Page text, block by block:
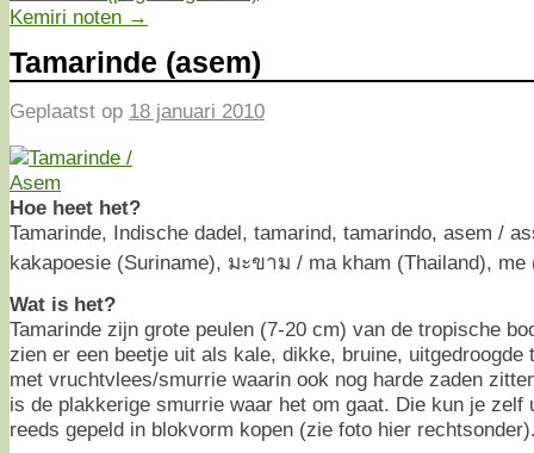
Kemiri noten →
Tamarinde (asem)
Geplaatst op 18 januari 2010
Hoe heet het?
Tamarinde, Indische dadel, tamarind, tamarindo, asem /
kakapoesie (Suriname), มะขาม / ma kham (Thailand), me
Wat is het?
Tamarinde zijn grote peulen (7-20 cm) van de tropische
zien er een beetje uit als kale, dikke, bruine, uitgedroogde
met vruchtvlees/smurrie waarin ook nog harde zaden
is de plakkerige smurrie waar het om gaat. Die kun je zelf
reeds gepeld in blokvorm kopen (zie foto hier